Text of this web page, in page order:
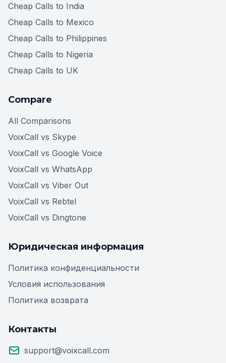
Cheap Calls to India
Cheap Calls to Mexico
Cheap Calls to Philippines
Cheap Calls to Nigeria
Cheap Calls to UK
Compare
All Comparisons
VoixCall vs Skype
VoixCall vs Google Voice
VoixCall vs WhatsApp
VoixCall vs Viber Out
VoixCall vs Rebtel
VoixCall vs Dingtone
Юридическая информация
Политика конфиденциальности
Условия использования
Политика возврата
Контакты
support@voixcall.com